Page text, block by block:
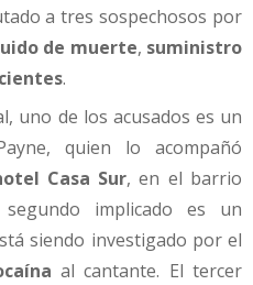
a tres sospechosos por
de muerte, suministro
.
uno de los acusados es un
quien lo acompañó
Casa Sur, en el barrio
implicado es un
siendo investigado por el
al cantante. El tercer